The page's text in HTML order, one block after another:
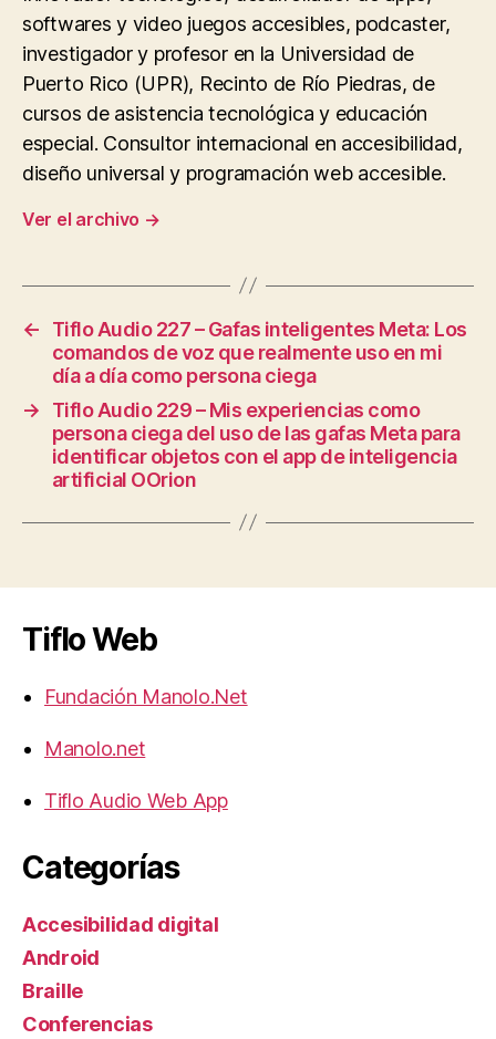
softwares y video juegos accesibles, podcaster,
investigador y profesor en la Universidad de
Puerto Rico (UPR), Recinto de Río Piedras, de
cursos de asistencia tecnológica y educación
especial. Consultor internacional en accesibilidad,
diseño universal y programación web accesible.
Ver el archivo →
←
Tiflo Audio 227 – Gafas inteligentes Meta: Los
comandos de voz que realmente uso en mi
día a día como persona ciega
→
Tiflo Audio 229 – Mis experiencias como
persona ciega del uso de las gafas Meta para
identificar objetos con el app de inteligencia
artificial OOrion
Tiflo Web
Fundación Manolo.Net
Manolo.net
Tiflo Audio Web App
Categorías
Accesibilidad digital
Android
Braille
Conferencias